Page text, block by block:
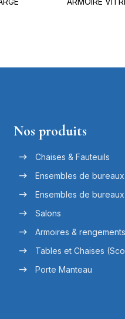
Nos produits
Chaises & Fauteuils
Ensembles de bureaux
Ensembles de
Salons
Armoires &
Tables et Chaises
Porte Manteau